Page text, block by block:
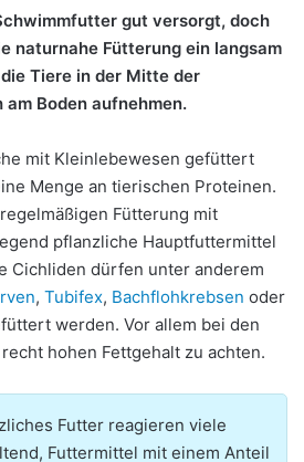
gut versorgt, doch
naturnahe Fütterung ein langsam
Tiere in der Mitte der
Boden aufnehmen.
mit Kleinlebewesen gefüttert
Menge an tierischen Proteinen.
Fütterung mit
pflanzliche Hauptfuttermittel
Cichliden dürfen unter anderem
, Tubifex, Bachflohkrebsen oder
werden. Vor allem bei den
hohen Fettgehalt zu achten.
Futter reagieren viele
Futtermittel mit einem Anteil